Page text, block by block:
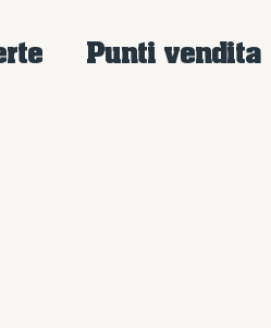
Punti vendita